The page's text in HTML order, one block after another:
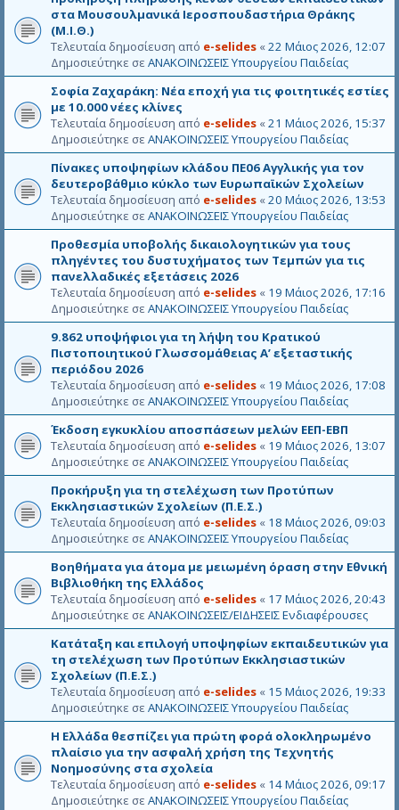
στα Μουσουλμανικά Ιεροσπουδαστήρια Θράκης
(Μ.Ι.Θ.)
Τελευταία δημοσίευση από e-selides «22 Μάιος 2026, 12:07
Δημοσιεύτηκε σε ΑΝΑΚΟΙΝΩΣΕΙΣ Υπουργείου Παιδείας
Σοφία Ζαχαράκη: Νέα εποχή για τις φοιτητικές εστίες
με 10.000 νέες κλίνες
Τελευταία δημοσίευση από e-selides «21 Μάιος 2026, 15:37
Δημοσιεύτηκε σε ΑΝΑΚΟΙΝΩΣΕΙΣ Υπουργείου Παιδείας
Πίνακες υποψηφίων κλάδου ΠΕ06 Αγγλικής για τον
δευτεροβάθμιο κύκλο των Ευρωπαϊκών Σχολείων
Τελευταία δημοσίευση από e-selides «20 Μάιος 2026, 13:53
Δημοσιεύτηκε σε ΑΝΑΚΟΙΝΩΣΕΙΣ Υπουργείου Παιδείας
Προθεσμία υποβολής δικαιολογητικών για τους
πληγέντες του δυστυχήματος των Τεμπών για τις
πανελλαδικές εξετάσεις 2026
Τελευταία δημοσίευση από e-selides « 19 Μάιος 2026, 17:16
Δημοσιεύτηκε σε ΑΝΑΚΟΙΝΩΣΕΙΣ Υπουργείου Παιδείας
9.862 υποψήφιοι για τη λήψη του Κρατικού
Πιστοποιητικού Γλωσσομάθειας Α’ εξεταστικής
περιόδου 2026
Τελευταία δημοσίευση από e-selides « 19 Μάιος 2026, 17:08
Δημοσιεύτηκε σε ΑΝΑΚΟΙΝΩΣΕΙΣ Υπουργείου Παιδείας
Έκδοση εγκυκλίου αποσπάσεων μελών ΕΕΠ-ΕΒΠ
Τελευταία δημοσίευση από e-selides « 19 Μάιος 2026, 13:07
Δημοσιεύτηκε σε ΑΝΑΚΟΙΝΩΣΕΙΣ Υπουργείου Παιδείας
Προκήρυξη για τη στελέχωση των Προτύπων
Εκκλησιαστικών Σχολείων (Π.Ε.Σ.)
Τελευταία δημοσίευση από e-selides « 18 Μάιος 2026, 09:03
Δημοσιεύτηκε σε ΑΝΑΚΟΙΝΩΣΕΙΣ Υπουργείου Παιδείας
Βοηθήματα για άτομα με μειωμένη όραση στην Εθνική
Βιβλιοθήκη της Ελλάδος
Τελευταία δημοσίευση από e-selides « 17 Μάιος 2026, 20:43
Δημοσιεύτηκε σε ΑΝΑΚΟΙΝΩΣΕΙΣ/ΕΙΔΗΣΕΙΣ Ενδιαφέρουσες
Κατάταξη και επιλογή υποψηφίων εκπαιδευτικών για
τη στελέχωση των Προτύπων Εκκλησιαστικών
Σχολείων (Π.Ε.Σ.)
Τελευταία δημοσίευση από e-selides « 15 Μάιος 2026, 19:33
Δημοσιεύτηκε σε ΑΝΑΚΟΙΝΩΣΕΙΣ Υπουργείου Παιδείας
Η Ελλάδα θεσπίζει για πρώτη φορά ολοκληρωμένο
πλαίσιο για την ασφαλή χρήση της Τεχνητής
Νοημοσύνης στα σχολεία
Τελευταία δημοσίευση από e-selides « 14 Μάιος 2026, 09:17
Δημοσιεύτηκε σε ΑΝΑΚΟΙΝΩΣΕΙΣ Υπουργείου Παιδείας